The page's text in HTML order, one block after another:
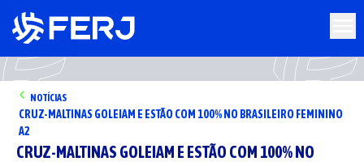
NOTÍCIAS
CRUZ-MALTINAS GOLEIAM E ESTÃO COM 100% NO BRASILEIRO FEMININO
A2
CRUZ-MALTINAS GOLEIAM E ESTÃO COM 100% NO